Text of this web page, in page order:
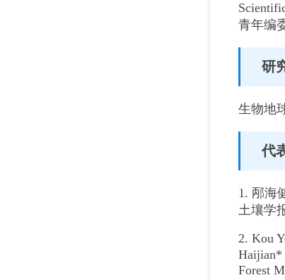
青年编
研
生物地
代
1. 邴海
土壤学
2. Kou
Haijian*
Forest